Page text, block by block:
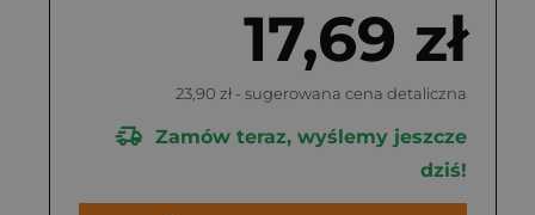
17,69 zł
23,90 zł - sugerowana cena detaliczna
Zamów teraz, wyślemy jeszcze
dziś!